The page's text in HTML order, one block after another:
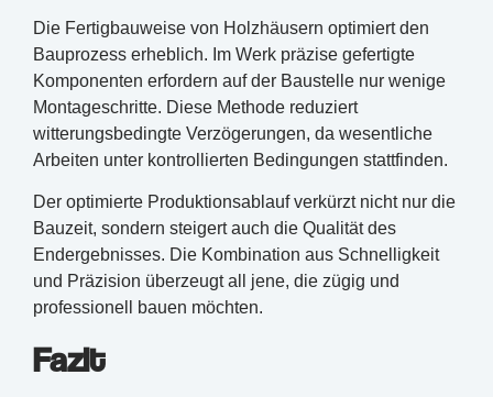
Die Fertigbauweise von Holzhäusern optimiert den
Bauprozess erheblich. Im Werk präzise gefertigte
Komponenten erfordern auf der Baustelle nur wenige
Montageschritte. Diese Methode reduziert
witterungsbedingte Verzögerungen, da wesentliche
Arbeiten unter kontrollierten Bedingungen stattfinden.
Der optimierte Produktionsablauf verkürzt nicht nur die
Bauzeit, sondern steigert auch die Qualität des
Endergebnisses. Die Kombination aus Schnelligkeit
und Präzision überzeugt all jene, die zügig und
professionell bauen möchten.
Fazit